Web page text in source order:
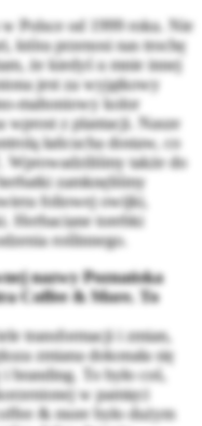
Polsce od 1999 roku. Nie
która przenosi nas trochę
że kiedyś u mnie innej
jest za wyjątkowy
mahoniowy kolor
wprost z plantacji. Nasze
łańcucha dostaw, co
Wprowadziliśmy także do
zamknęliśmy
foliowej owijki,
Herbaciane torebki
roślinnego.
nazwy Poznańska
Coffee & More. To
transformacji i zmian,
zmiana dokonała się
branding. To było coś,
w pamięci
& more było dużym